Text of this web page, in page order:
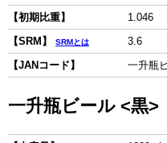
【初期比重】
1.046
【SRM】
SRMとは
3.6
【JANコード】
一升瓶
一升瓶ビール <黒>